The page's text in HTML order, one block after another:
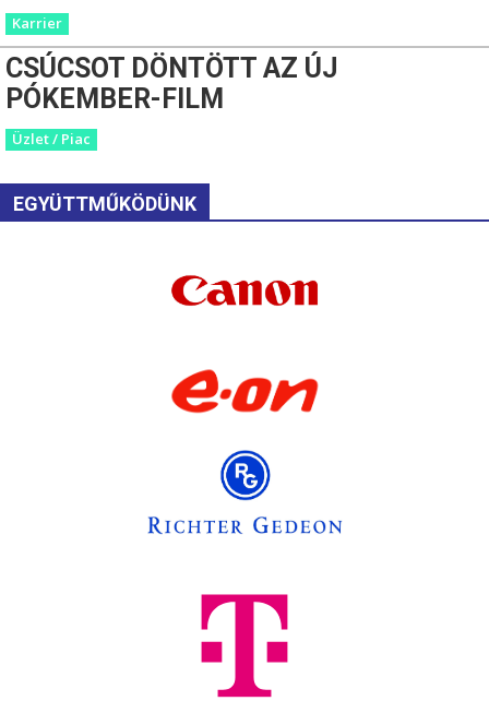
Karrier
CSÚCSOT DÖNTÖTT AZ ÚJ
PÓKEMBER-FILM
Üzlet / Piac
EGYÜTTMŰKÖDÜNK